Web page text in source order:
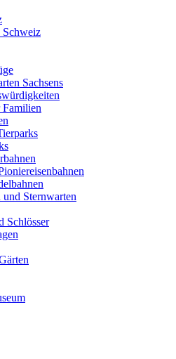
Schweiz
Sachsens
und Sternwarten
Schlösser